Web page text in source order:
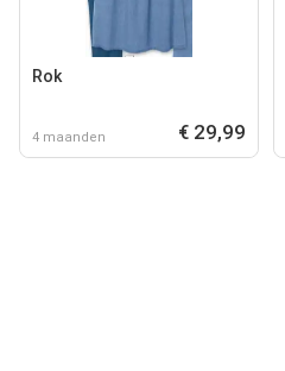
Rok
4 maanden € 29,99